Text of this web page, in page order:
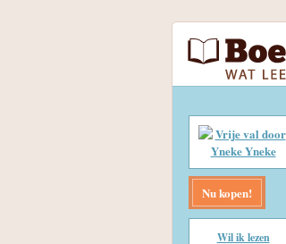
Nu kopen!
Wil ik lezen